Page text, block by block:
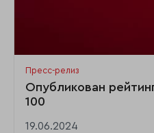
Пресс-релиз
Опубликован
100
19.06.2024